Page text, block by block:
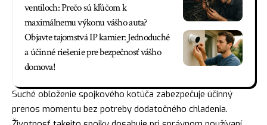
ventiloch: Prečo sú kľúčom k
maximálnemu výkonu vášho auta?
Objavte tajomstvá IP kamier: Jednoduché
a účinné riešenie pre bezpečnosť vášho
domova!
Suché obloženie spojkového kotúča zabezpečuje účinný
prenos momentu bez potreby dodatočného chladenia.